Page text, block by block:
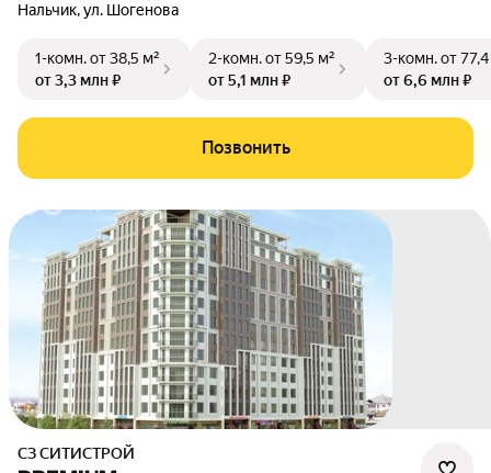
Нальчик,ул. Шогенова
1-комн.от 38,5 м²
от 3,3 млн ₽
2-комн.от 59,5 м²
от 5,1 млн ₽
3-комн.от
от 6,6 млн ₽
Позвонить
СЗ СИТИСТРОЙ